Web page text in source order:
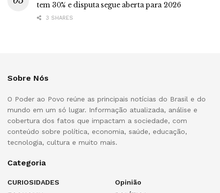
tem 30% e disputa segue aberta para 2026
3 SHARES
Sobre Nós
O Poder ao Povo reúne as principais notícias do Brasil e do
mundo em um só lugar. Informação atualizada, análise e
cobertura dos fatos que impactam a sociedade, com
conteúdo sobre política, economia, saúde, educação,
tecnologia, cultura e muito mais.
Categoria
CURIOSIDADES
Opinião